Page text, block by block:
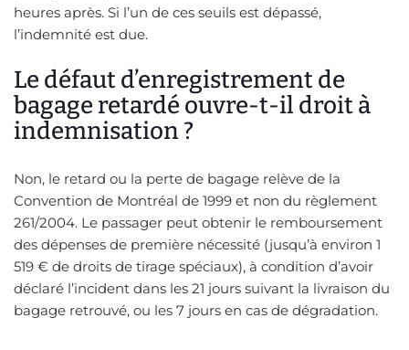
heures après. Si l’un de ces seuils est dépassé,
l’indemnité est due.
Le défaut d’enregistrement de
bagage retardé ouvre-t-il droit à
indemnisation ?
Non, le retard ou la perte de bagage relève de la
Convention de Montréal de 1999 et non du règlement
261/2004. Le passager peut obtenir le remboursement
des dépenses de première nécessité (jusqu’à environ 1
519 € de droits de tirage spéciaux), à condition d’avoir
déclaré l’incident dans les 21 jours suivant la livraison du
bagage retrouvé, ou les 7 jours en cas de dégradation.